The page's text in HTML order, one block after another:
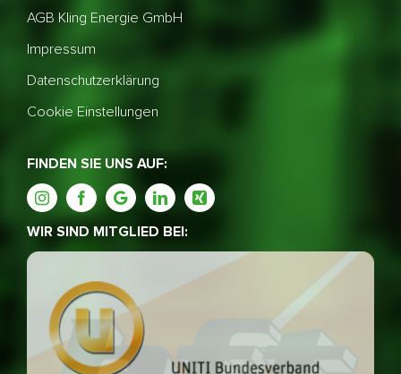
AGB Kling Energie GmbH
Impressum
Datenschutzerklärung
Cookie Einstellungen
FINDEN SIE UNS AUF:
WIR SIND MITGLIED BEI: